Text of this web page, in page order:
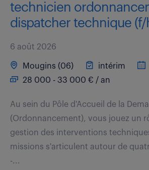
technicien
dispatcher technique (f/
6 août 2026
Mougins (06) intérim
28 000 - 33 000 € / an
Au sein du Pôle d'Accueil de la
(Ordonnancement), vous jouez un
gestion des interventions
missions s'articulent autour de
-...